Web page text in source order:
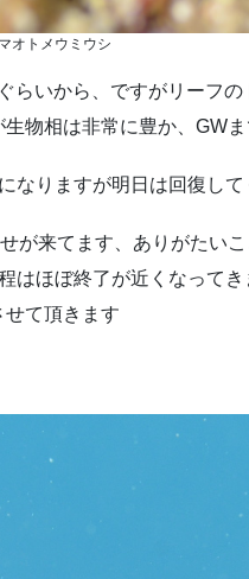
オトメウミウシ
いから、ですがリーフの
物相は非常に豊か、GW
なりますが明日は回復し
が来てます、ありがたい
はほぼ終了が近くなって
て頂きます